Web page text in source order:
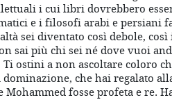
i cui libri dovrebbero
e i filosofi arabi e persiani
sei diventato così debole,
sai più chi sei né dove vuoi
ostini a non ascoltare coloro
che hai regalato
Mohammed fosse profeta e re.